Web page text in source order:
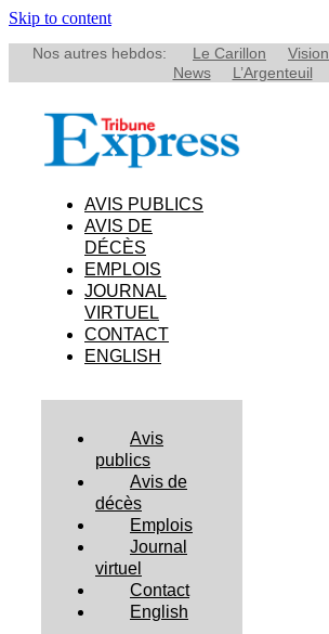
Skip to content
Nos autres hebdos: Le Carillon Vision
News
L’Argenteuil
AVIS PUBLICS
AVIS DE
DÉCÈS
EMPLOIS
JOURNAL
VIRTUEL
CONTACT
ENGLISH
Avis
publics
Avis de
décès
Emplois
Journal
virtuel
Contact
English